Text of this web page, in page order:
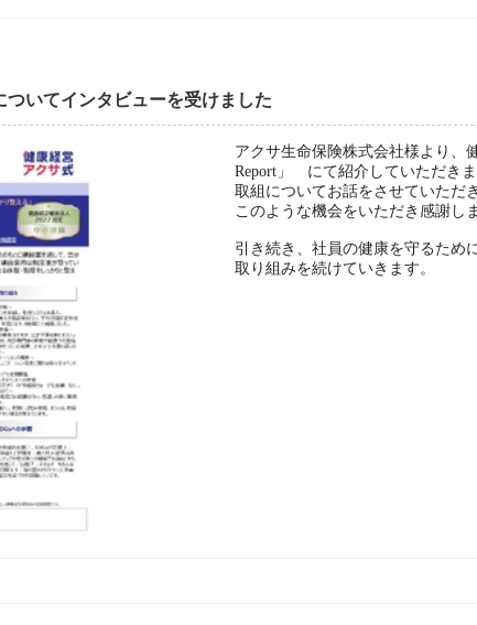
いてインタビューを受けました
アクサ生命保険株式会社様より、
Report」 にて紹介していただきま
取組についてお話をさせていただ
このような機会をいただき感謝し
引き続き、社員の健康を守るため
取り組みを続けていきます。